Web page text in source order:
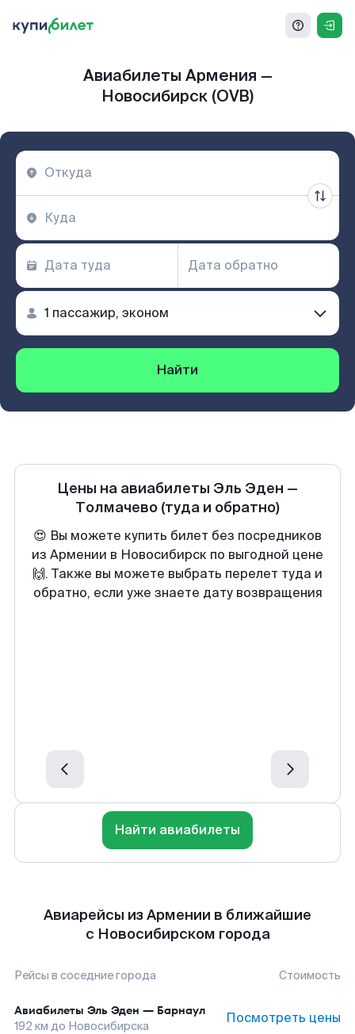
Авиабилеты Армения —
Новосибирск (OVB)
Найти
Цены на авиабилеты Эль Эден —
Толмачево (туда и обратно)
😍 Вы можете купить билет без посредников
из Армении в Новосибирск по выгодной цене
🙌. Также вы можете выбрать перелет туда и
обратно, если уже знаете дату возвращения
Найти авиабилеты
Авиарейсы из Армении в ближайшие
с Новосибирском города
Рейсы в соседние города Стоимость
Авиабилеты Эль Эден — Барнаул
192 км до Новосибирска Посмотреть цены